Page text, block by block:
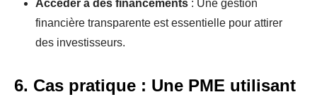
Accéder à des financements : Une gestion
financière transparente est essentielle pour attirer
des investisseurs.
6. Cas pratique : Une PME utilisant